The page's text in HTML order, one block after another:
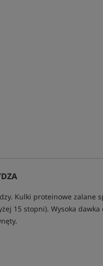
Kulki proteinowe zalane
15 stopni). Wysoka